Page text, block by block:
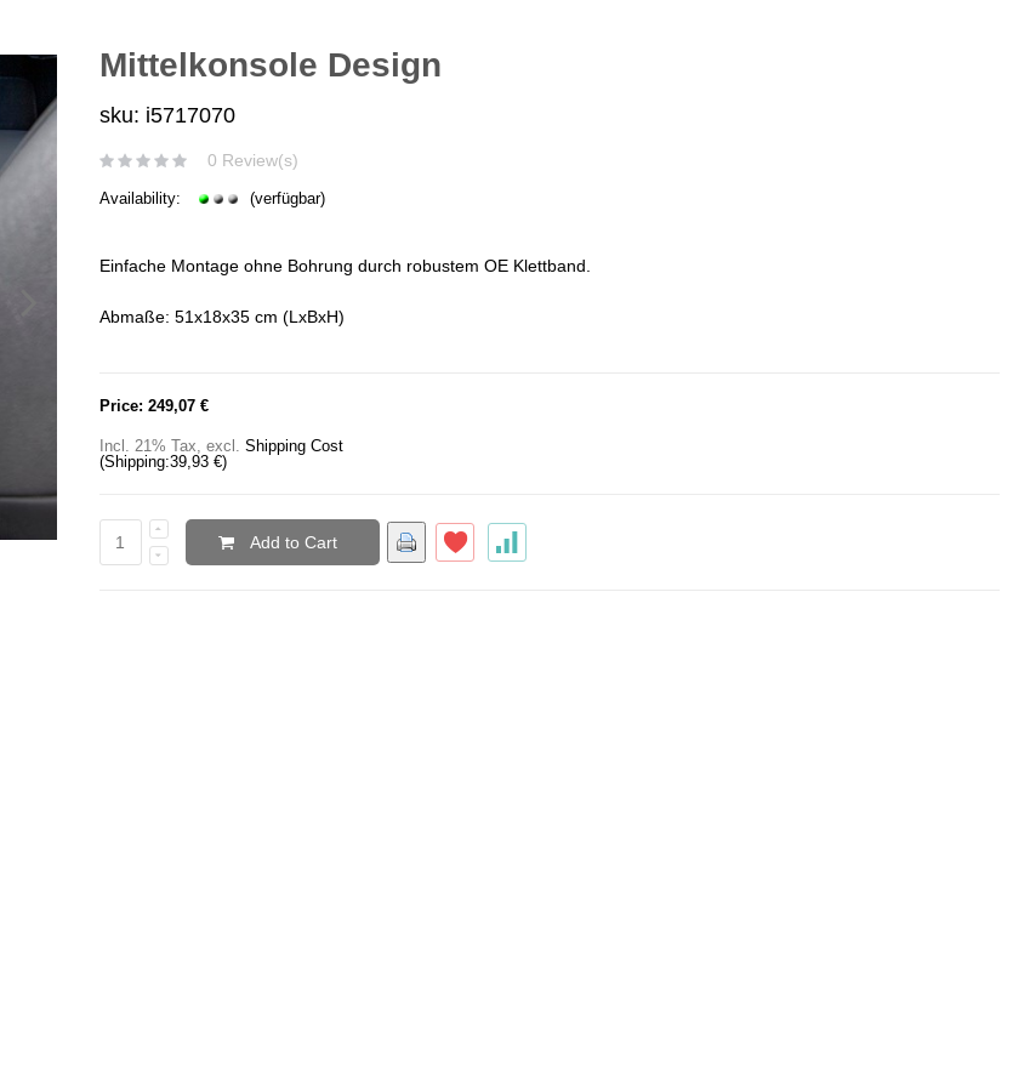
Mittelkonsole Design
sku: i5717070
0 Review(s)
Availability: (verfügbar)
Einfache Montage ohne Bohrung durch robustem OE Klettband.
Abmaße: 51x18x35 cm (LxBxH)
Price: 249,07 €
Incl. 21% Tax, excl. Shipping Cost
(Shipping:39,93 €)
Add to Cart